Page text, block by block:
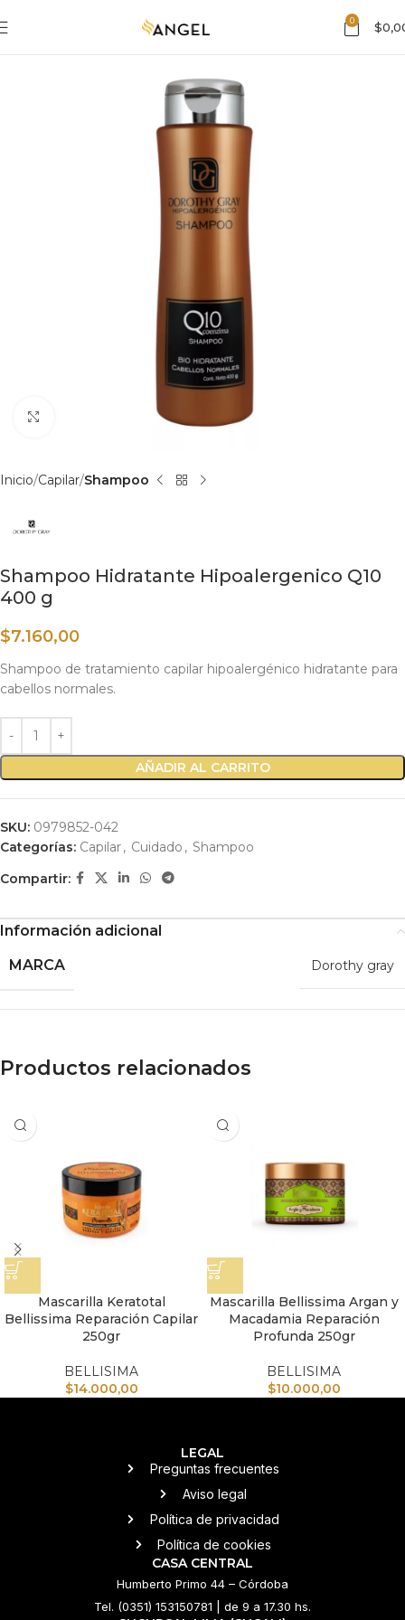
0 $
Haga clic para ampliar
Inicio Capilar Shampoo
Shampoo Hidratante Hipoalergenico Q10
400 g
$7.160,00
Shampoo de tratamiento capilar hipoalergénico hidratante para
cabellos normales.
AÑADIR AL CARRITO
SKU: 0979852-042
Categorías: Capilar, Cuidado , Shampoo
Compartir:
Información adicional
MARCA
Dorothy gray
Productos relacionados
Mascarilla Keratotal
Bellissima Reparación Capilar
250gr
BELLISIMA
$14.000,00
Mascarilla Bellissima Argan y
Macadamia Reparación
Profunda 250gr
BELLISIMA
$10.000,00
LEGAL
Preguntas frecuentes
Aviso legal
Política de privacidad
Política de cookies
CASA CENTRAL
Humberto Primo 44 – Córdoba
Tel. (0351) 153150781 | de 9 a 17.30 hs.